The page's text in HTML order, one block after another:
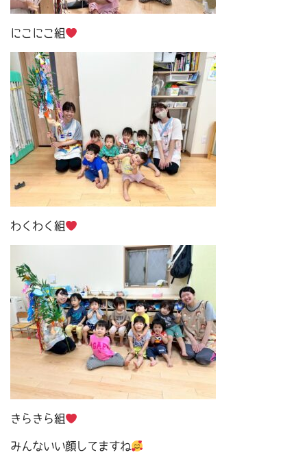
にこにこ組
わくわく組
きらきら組
みんないい顔してますね